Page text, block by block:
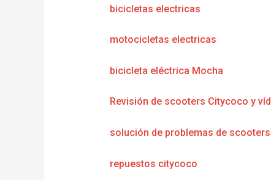
bicicletas electricas
motocicletas electricas
bicicleta eléctrica Mocha
Revisión de scooters Citycoco y
solución de problemas de scooters
repuestos citycoco